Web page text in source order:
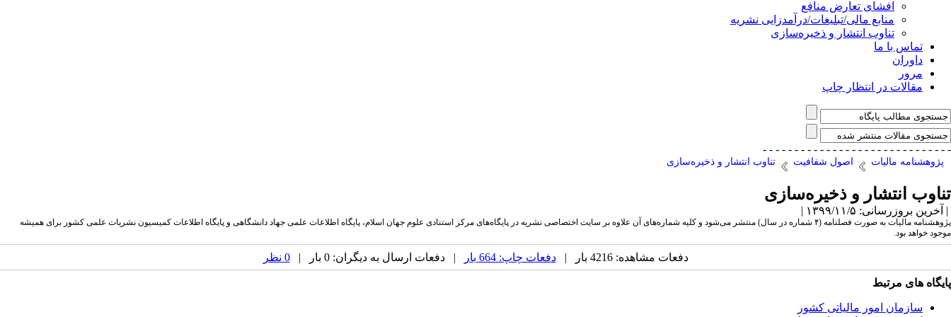
افشای تعارض منافع
منابع مالی/تبلیغات/درآمدزایی نشریه
تناوب انتشار و ذخیره‌سازی
تماس با ما
داوران
مرور
مقالات در انتظار چاپ
- - - - - - - - - - - - - - -
- - - - - - - - - - - - - - -
پژوهشنامه مالیات اصول شفافیت تناوب انتشار و ذخیره‌سازی
تناوب انتشار و ذخیره‌سازی
| آخرین بروزرسانی: ۱۳۹۹/۱۱/۵ |
پژوهشنامه مالیات به صورت فصلنامه (۴ شماره در سال) منتشر می‌شود و کلیه شماره‌های آن علاوه بر سایت اختصاصی نشریه در پایگاه‌های مرکز استنادی علوم جهان اسلام، پایگاه اطلاعات علمی جهاد دانشگاهی و پایگاه اطلاعات کمیسیون نشریات علمی کشور برای همیشه
موجود خواهد بود.
دفعات مشاهده: 4216 بار | دفعات چاپ: 664 بار | دفعات ارسال به دیگران: 0 بار | 0 نظر
پایگاه های مرتبط
سازمان امور مالياتی کشور